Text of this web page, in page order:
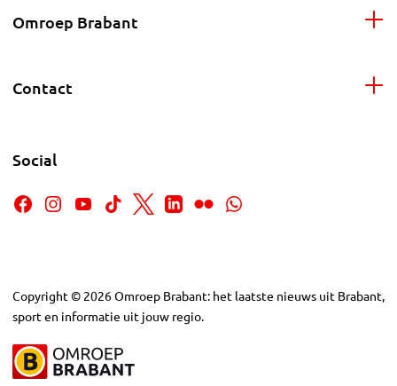
Omroep Brabant
Contact
Social
Copyright © 2026Omroep Brabant: het laatste nieuws uit Brabant,
sport en informatie uit jouw regio.